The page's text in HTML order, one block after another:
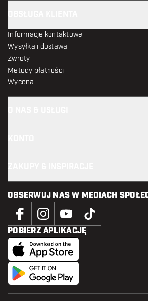
Informacje kontaktowe
Wysyłka i dostawa
Zwroty
Metody płatności
Wycena
OBSERWUJ NAS W MEDIACH
POBIERZ APLIKACJĘ